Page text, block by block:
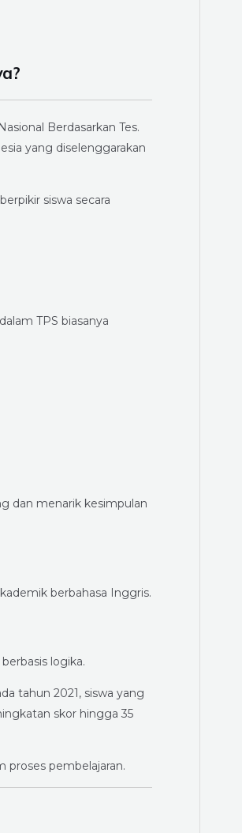
Berdasarkan Tes.
yang diselenggarakan
siswa secara
TPS biasanya
dan menarik kesimpulan
berbahasa Inggris.
logika.
tahun 2021, siswa yang
skor hingga 35
proses pembelajaran.